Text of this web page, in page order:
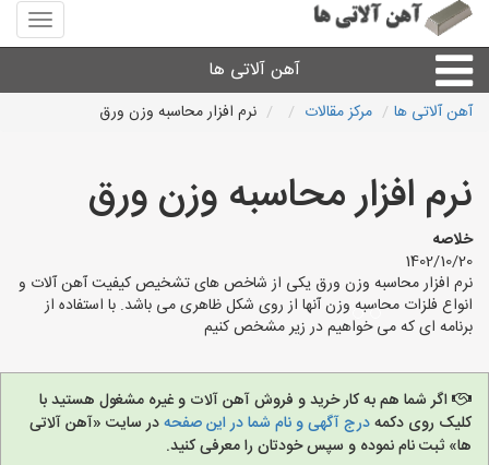
منوی
سایت
آلاتی
آهن آلاتی ها
ورق
سایر آهن آلات
آهن آلاتی های شهرها
آهن آلاتی ها مرکز مقالات نرم افزار محاسبه وزن ورق
نرم افزار محاسبه وزن ورق
خلاصه
1402/10/20
نرم افزار محاسبه وزن ورق یکی از شاخص های تشخیص کیفیت آهن آلات و
انواع فلزات محاسبه وزن آنها از روی شکل ظاهری می باشد. با استفاده از
برنامه ای که می خواهیم در زیر مشخص کنیم
اگر شما هم به کار خرید و فروش آهن آلات و غیره مشغول هستید با
کلیک روی دکمهدرج آگهی و نام شما در این صفحهدر سایت «آهن آلاتی
ها» ثبت نام نموده و سپس خودتان را معرفی کنید.